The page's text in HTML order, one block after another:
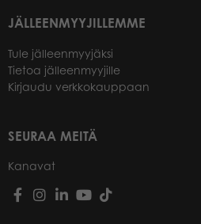
JÄLLEENMYYJILLEMME
Tule jälleenmyyjäksi
Tietoa jälleenmyyjille
Kirjaudu verkkokauppaan
SEURAA MEITÄ
Kanavat